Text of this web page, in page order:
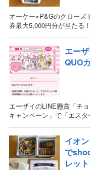
オーケー×P&Gのクローズ
券最大5,000円分が当たる
エー
QUO
エーザイのLINE懸賞「チ
キャンペーン」で「エス
イオ
で
レッ